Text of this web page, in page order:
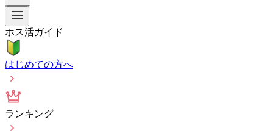
ホス活ガイド
はじめての方へ
ランキング